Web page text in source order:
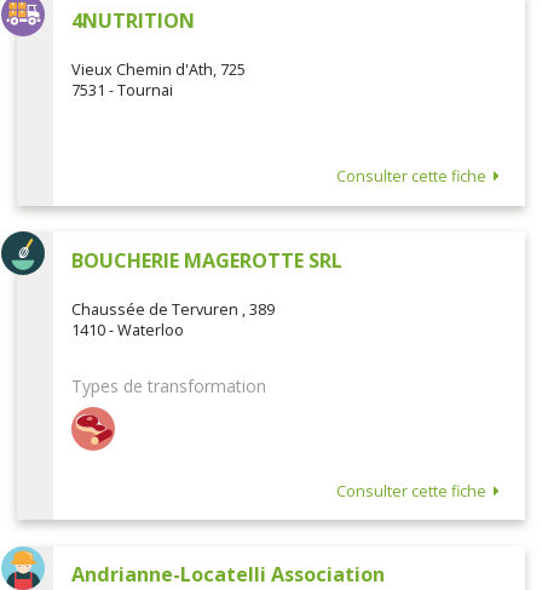
4NUTRITION
Vieux Chemin d'Ath, 725
7531 - Tournai
Consulter cette fiche
BOUCHERIE MAGEROTTE SRL
Chaussée de Tervuren , 389
1410 - Waterloo
Types de transformation
Consulter cette fiche
Andrianne-Locatelli Association